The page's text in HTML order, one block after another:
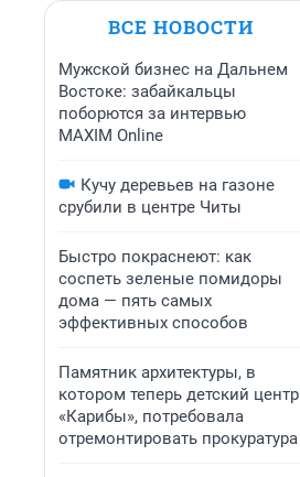
ВСЕ НОВОСТИ
Мужской бизнес на Дальнем
Востоке: забайкальцы
поборются за интервью
MAXIM Online
Кучу деревьев на газоне
срубили в центре Читы
Быстро покраснеют: как
соспеть зеленые помидоры
дома — пять самых
эффективных способов
Памятник архитектуры, в
котором теперь детский центр
«Карибы», потребовала
отремонтировать прокуратура